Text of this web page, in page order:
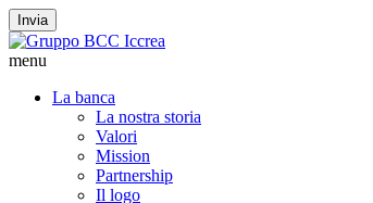
Invia
menu
La banca
La nostra storia
Valori
Mission
Partnership
Il logo